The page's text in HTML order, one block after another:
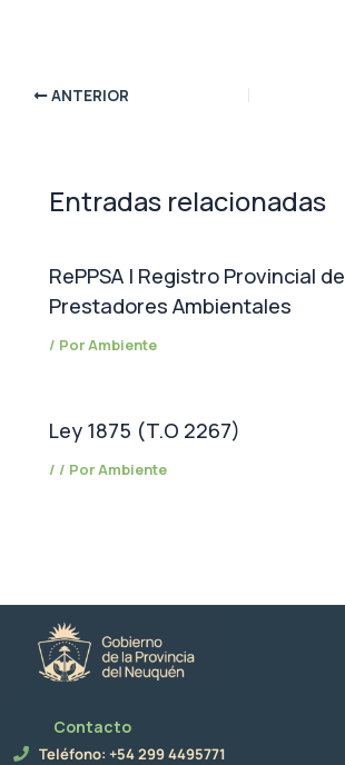
ANTERIOR
Entradas relacionadas
RePPSA | Registro Provincial de
Prestadores Ambientales
/ PorAmbiente
Ley 1875 (T.O 2267)
/ / PorAmbiente
Contacto
Teléfono: +54 299 4495771